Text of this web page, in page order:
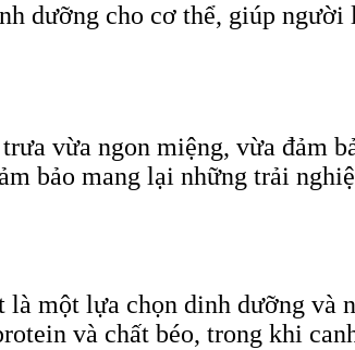
dưỡng cho cơ thể, giúp người
vừa ngon miệng, vừa đảm
bảo mang lại những trải
một lựa chọn dinh dưỡng và
và chất béo, trong khi